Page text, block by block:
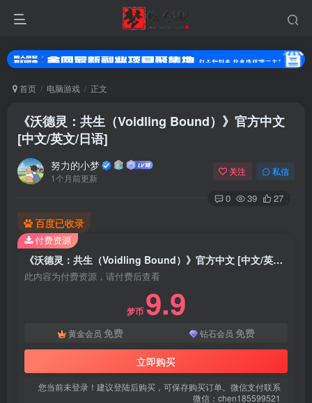
首页 电脑游戏 正文
《沃德灵：共生（Voidling Bound）》官方中文
[中文/英文/日语]
努力的小梦
1个月前更新
关注 私信
0 39 27
百度已收录
《沃德灵：共生（Voidling Bound）》官方中文 [中文/英文/日语]
此内容为付费资源，请付费后查看
梦币 9.9
黄金会员 免费 钻石会员 免费
立即购买
您当前未登录！建议登陆后购买，可保存购买订单。微信支付联系
微信：chen185599521
付费资源
扫码登录
使用